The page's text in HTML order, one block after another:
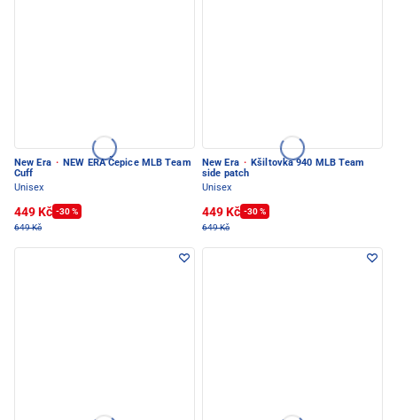
New Era · NEW ERA Čepice MLB Team
Cuff
Unisex
449 Kč -30 %
649 Kč
New Era · Kšiltovka 940 MLB Team
side patch
Unisex
449 Kč -30 %
649 Kč